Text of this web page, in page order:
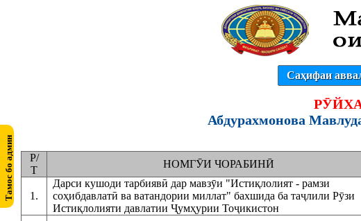
Саҳифаи
Абдурахмонова
Р/
Т
НОМГӮИ ЧОРАБИНӢ
1.
Дарси кушоди тарбиявӣ дар мавзӯи "Истиқлолият - рамзи
соҳибдавлатӣ ва ватандории миллат" бахшида ба таҷлили Рӯзи
Истиқлолияти давлатии Ҷумҳурии Тоҷикистон